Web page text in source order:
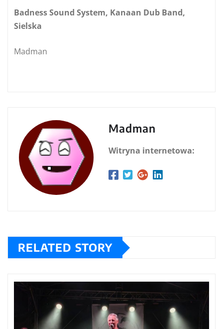
Badness Sound System, Kanaan Dub Band,
Sielska
Madman
Madman
Witryna internetowa:
RELATED STORY